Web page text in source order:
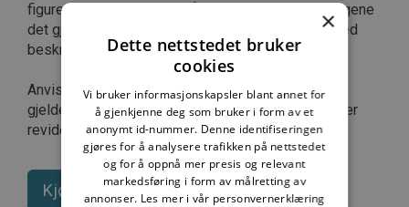
figurer, samt nytt format på overskrifter. I anvisningene
det gjelder, vil revisjonshistorikken oppdateres med
beskrivelse av endringene.
Anvisningens PDF vil få nytt utseende for alle
gjeldende anvisninger, uavhengig av om innholdet er
revidert.
Kjøp tilgang til Byggforskserien
×
Dette nettstedet bruker
cookies
Vi bruker informasjonskapsler blant annet for
å gjenkjenne deg som bruker i form av et
anonymt id-nummer. Denne identifiseringen
gjøres for å analysere trafikken på nettstedet
og for å oppnå mer presis og relevant
markedsføring i form av målretting av
annonser. Les mer i vår personvernerklæring